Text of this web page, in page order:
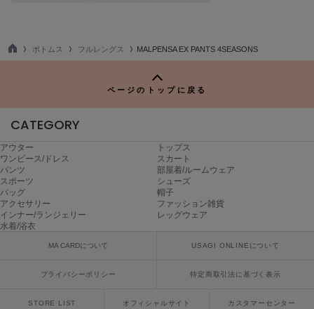
On
オルグ
ORR
オル
パトリック
Philly chocolate
TO
ボトムス フルレングス MALPENSA EX PANTS 4SEASONS
ページのトップに戻る
CATEGORY
アウター
トップス
ワンピース/ドレス
スカート
パンツ
部屋着/ルームウェア
スポーツ
シューズ
バッグ
帽子
アクセサリー
ファッション雑貨
インナー/ランジェリー
レッグウェア
水着/浴衣
MA CARDについて USAGI ONLINEについて
プライバシーポリシー 特定商取引法に基づく表示
STORE LIST オフィシャルサイト カスタマーセンター